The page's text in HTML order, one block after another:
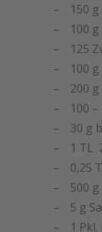
150
100
125
100
200
100
30 g
1 TL
0,25
500
5 g
1